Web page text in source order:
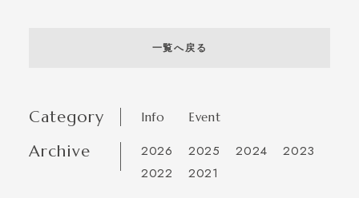
一覧へ戻る
Category Info Event
Archive 2026 2025 2024
2023
2022
2021